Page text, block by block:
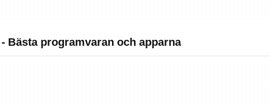
Bästa programvaran och apparna